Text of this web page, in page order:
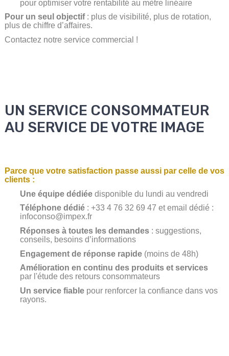
pour optimiser votre rentabilité au mètre linéaire
Pour un seul objectif: plus de visibilité, plus de rotation,
plus de chiffre d’affaires.
Contactez notre service commercial !
UN SERVICE CONSOMMATEUR
AU SERVICE DE VOTRE IMAGE
Parce que votre satisfaction passe aussi par celle de vos
clients :
Une équipe dédiée disponible du lundi au vendredi
Téléphone dédié : +33 4 76 32 69 47 et email dédié :
infoconso@impex.fr
Réponses à toutes les demandes : suggestions,
conseils, besoins d’informations
Engagement de réponse rapide (moins de 48h)
Amélioration en continu des produits et services
par l'étude des retours consommateurs
Un service fiable pour renforcer la confiance dans vos
rayons.